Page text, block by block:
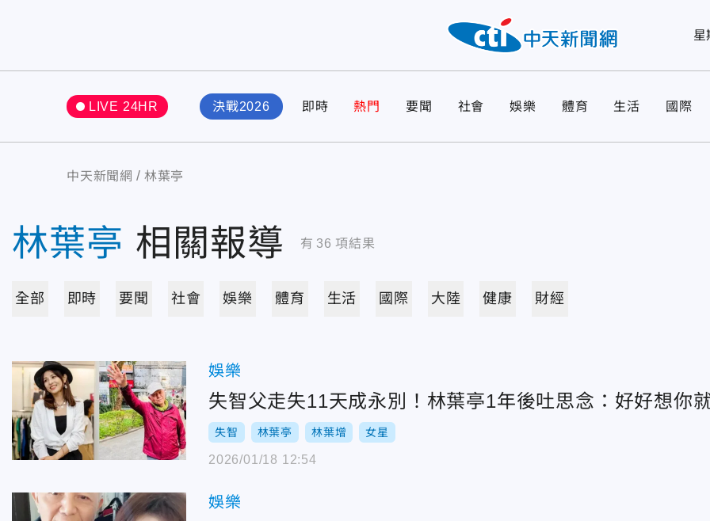
星
LIVE 24HR 決戰2026 即時 熱門 要聞 社會 娛樂 體育 生活 國際
中天新聞網 林葉亭
林葉亭 相關報導 有 36 項結果
全部 即時 要聞 社會 娛樂 體育 生活 國際 大陸 健康 財經
娛樂
失智父走失11天成永別！林葉亭1年後吐思念：好好想你
失智 林葉亭 林葉增 女星
2026/01/18 12:54
娛樂